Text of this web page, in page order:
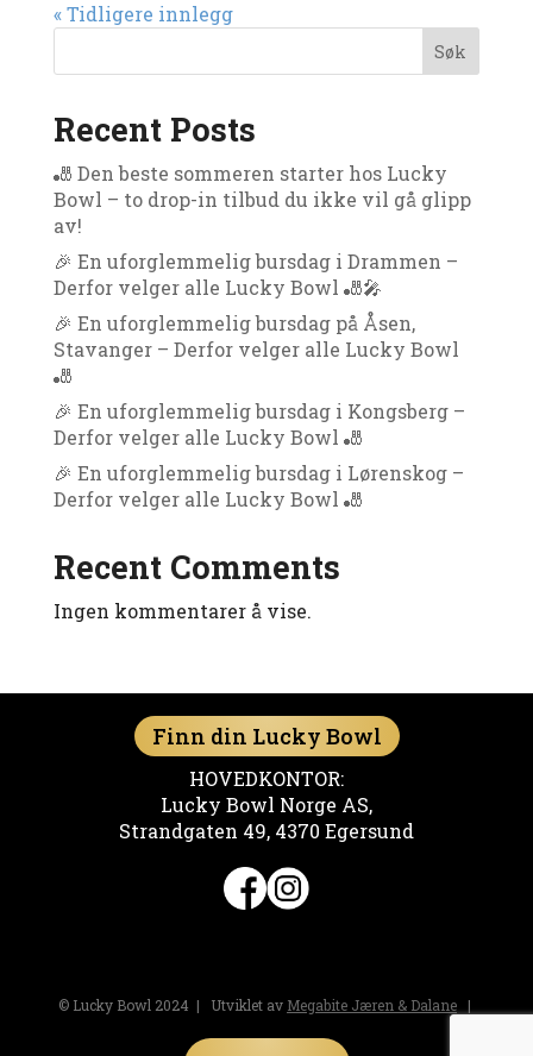
« Tidligere innlegg
Søk
Recent Posts
🎳 Den beste sommeren starter hos Lucky
Bowl – to drop-in tilbud du ikke vil gå glipp
av!
🎉 En uforglemmelig bursdag i Drammen –
Derfor velger alle Lucky Bowl 🎳🎤
🎉 En uforglemmelig bursdag på Åsen,
Stavanger – Derfor velger alle Lucky Bowl
🎳
🎉 En uforglemmelig bursdag i Kongsberg –
Derfor velger alle Lucky Bowl 🎳
🎉 En uforglemmelig bursdag i Lørenskog –
Derfor velger alle Lucky Bowl 🎳
Recent Comments
Ingen kommentarer å vise.
Finn din Lucky Bowl
HOVEDKONTOR:
Lucky Bowl Norge AS,
Strandgaten 49, 4370 Egersund
© Lucky Bowl 2024 | Utviklet av Megabite Jæren & Dalane |